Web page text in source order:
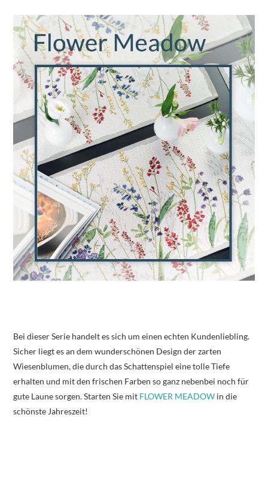
Bei dieser Serie handelt es sich um einen echten Kundenliebling.
Sicher liegt es an dem wunderschönen Design der zarten
Wiesenblumen, die durch das Schattenspiel eine tolle Tiefe
erhalten und mit den frischen Farben so ganz nebenbei noch für
gute Laune sorgen. Starten Sie mit FLOWER MEADOW in die
schönste Jahreszeit!